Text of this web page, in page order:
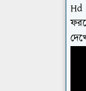
Hd